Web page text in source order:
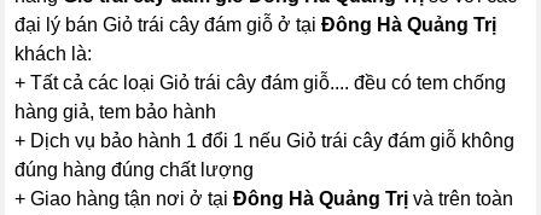
đại lý bán Giỏ trái cây đám giỗ ở tạiĐông Hà Quảng Trị
khách là:
+ Tất cả các loại Giỏ trái cây đám giỗ.... đều có tem chống
hàng giả, tem bảo hành
+ Dịch vụ bảo hành 1 đổi 1 nếu Giỏ trái cây đám giỗ không
đúng hàng đúng chất lượng
+ Giao hàng tận nơi ở tạiĐông Hà Quảng Trị và trên toàn